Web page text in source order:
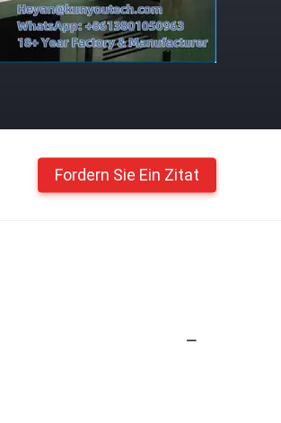
Fordern Sie Ein Zitat